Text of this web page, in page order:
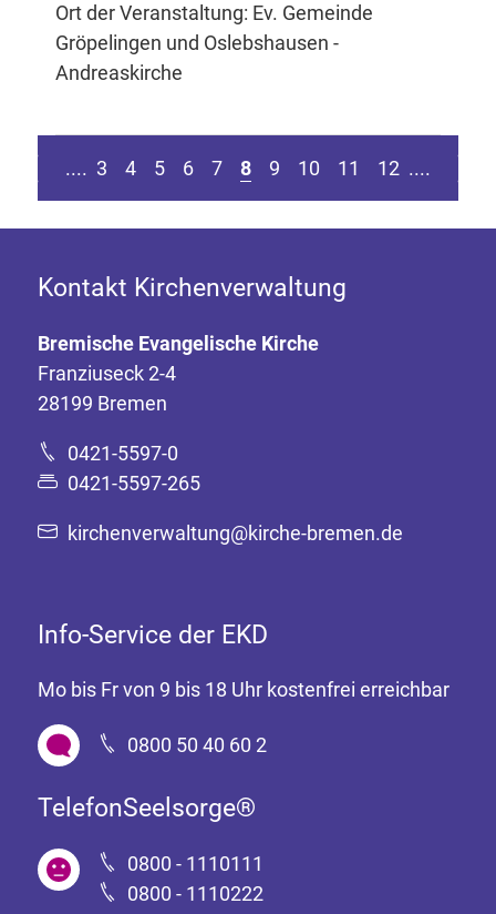
Ort der Veranstaltung: Ev. Gemeinde
Gröpelingen und Oslebshausen -
Andreaskirche
Seite springen
Zur vorherigen Seite
.... 3 4 5 6 7 8 9 10 11 12 ....
Kontakt Kirchenverwaltung
Bremische Evangelische Kirche
Franziuseck 2-4
28199 Bremen
0421-5597-0
0421-5597-265
kirchenverwaltung@kirche-bremen.de
Info-Service der EKD
Mo bis Fr von 9 bis 18 Uhr kostenfrei erreichbar
0800 50 40 60 2
TelefonSeelsorge®
0800 - 1110111
0800 - 1110222